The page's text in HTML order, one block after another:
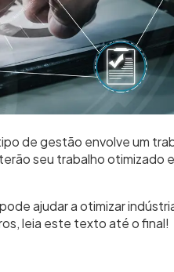
de gestão envolve um
seu trabalho otimizado
ajudar a otimizar
leia este texto até o final!